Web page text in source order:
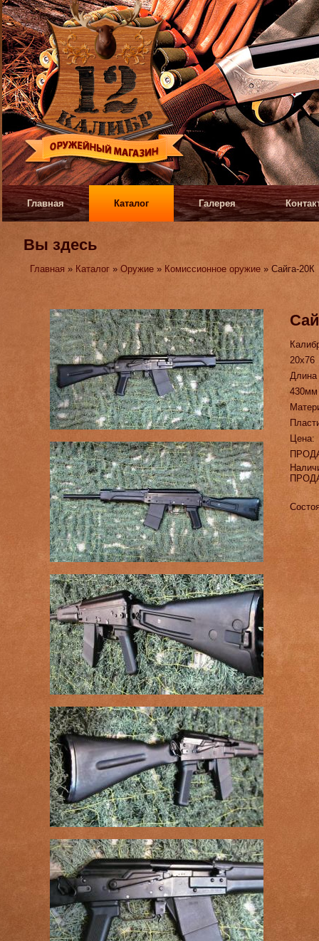
Главная Каталог Галерея
Вы здесь
Главная » Каталог »Оружие » Комиссионное оружие » Сайга-20К
20х76
430мм
Цена: